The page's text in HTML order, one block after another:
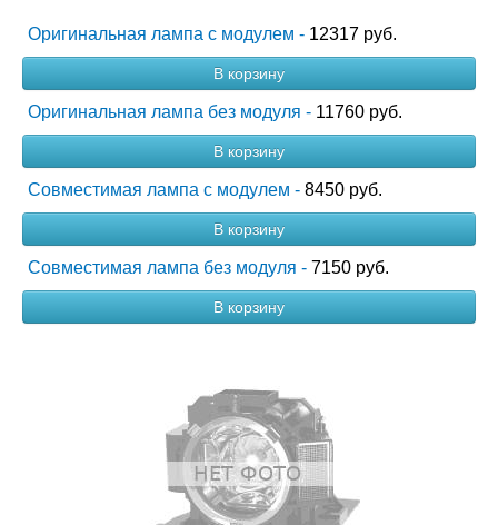
Оригинальная лампа с модулем - 12317 руб.
В корзину
Оригинальная лампа без модуля - 11760 руб.
В корзину
Совместимая лампа с модулем - 8450 руб.
В корзину
Совместимая лампа без модуля - 7150 руб.
В корзину